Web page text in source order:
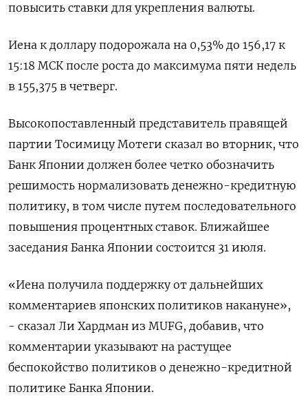
повысить ставки для укрепления валюты.
Иена к доллару подорожала на 0,53%​ до 156,17 к
15:18 МСК после роста до максимума пяти недель
в 155,375 в четверг.
Высокопоставленный представитель правящей
партии Тосимицу Мотеги сказал во вторник, что
Банк Японии должен более четко обозначить
решимость нормализовать денежно-кредитную
политику, в том числе путем последовательного
повышения процентных ставок. Ближайшее
заседания Банка Японии состоится 31 июля.
«Иена получила поддержку от дальнейших
комментариев японских политиков накануне»,
- сказал Ли Хардман из MUFG, добавив, что
комментарии указывают на растущее
беспокойство политиков о денежно-кредитной
политике Банка Японии.